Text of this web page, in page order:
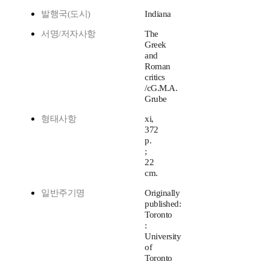
발행국(도시) Indiana
서명/저자사항
The
Greek
and
Roman
critics
/cG.M.A.
Grube
형태사항
xi,
372
p.
;
22
cm.
일반주기명
Originally
published:
Toronto
:
University
of
Toronto